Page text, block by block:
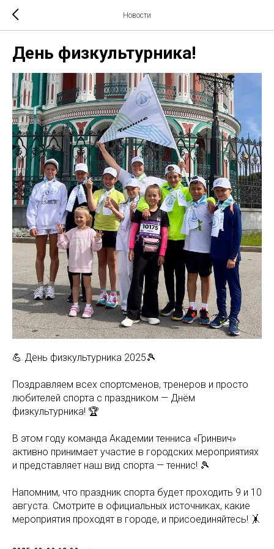
Новости
День физкультурника!
💪 День физкультурника 2025🎾
Поздравляем всех спортсменов, тренеров и просто
любителей спорта с праздником — Днём
физкультурника! 🏆
В этом году команда Академии тенниса «Гринвич»
активно принимает участие в городских мероприятиях
и представляет наш вид спорта — теннис! 🎾
Напомним, что праздник спорта будет проходить 9 и 10
августа. Смотрите в официальных источниках, какие
мероприятия проходят в городе, и присоединяйтесь! 🤸